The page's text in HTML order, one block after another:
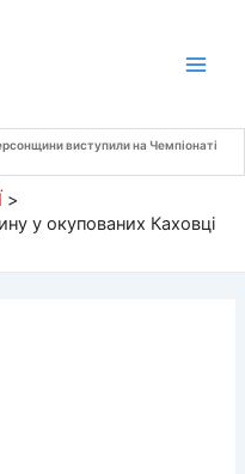
виступили на Чемпіонаті
у окупованих Каховці